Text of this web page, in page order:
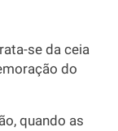
se da ceia
do
quando as